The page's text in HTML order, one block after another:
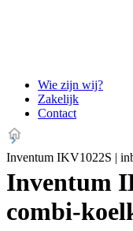
Wie zijn wij?
Zakelijk
Contact
Inventum IKV1022S |
Inventum
combi-